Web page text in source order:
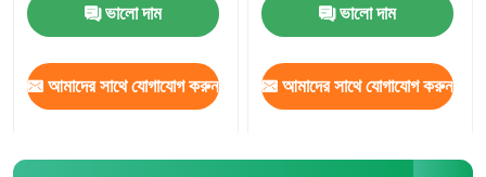
ভালো দাম
আমাদের সাথে যোগাযোগ করুন
ভালো দাম
আমাদের সাথে যোগাযোগ করুন